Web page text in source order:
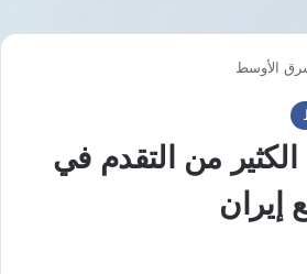
الأوسط
من التقدم في
إيران